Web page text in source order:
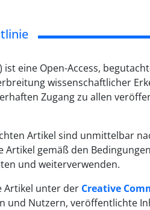
ist eine Open-Access,
wissenschaftlicher
Zugang zu allen
Artikel sind unmittelbar
gemäß den
und weiterverwenden.
Artikel unter der Creative
und Nutzern, veröffentlichte